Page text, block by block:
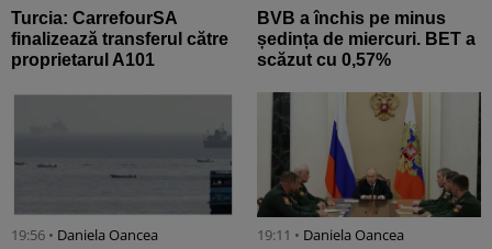
Turcia: CarrefourSA
finalizează transferul către
proprietarul A101
BVB a închis pe minus
ședința de miercuri. BET a
scăzut cu 0,57%
19:56 • Daniela Oancea 19:11 • Daniela Oancea